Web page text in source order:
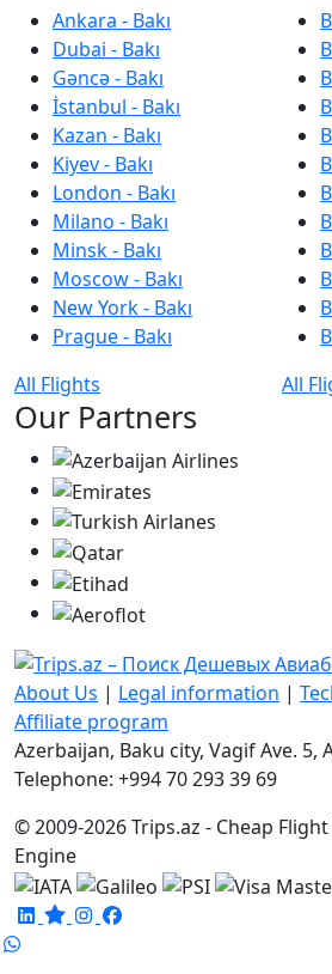
Ankara - Bakı
Dubai - Bakı
Gəncə - Bakı
İstanbul - Bakı
Kazan - Bakı
Kiyev - Bakı
London - Bakı
Milano - Bakı
Minsk - Bakı
Moscow - Bakı
New York - Bakı
Prague - Bakı
All Flights
All
Our Partners
About Us | Legal information |
Affiliate program
Azerbaijan, Baku city, Vagif Ave. 5,
Telephone: +994 70 293 39 69
© 2009-2026 Trips.az - Cheap
Engine